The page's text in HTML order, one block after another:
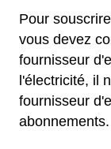
Pour
vous devez
fournisseur
l'électricité, il
fournisseur
abonnements.